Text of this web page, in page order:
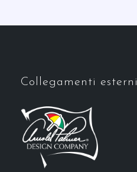
Collegamenti esterni